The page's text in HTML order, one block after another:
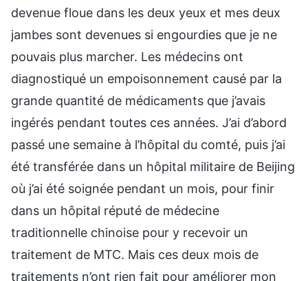
devenue floue dans les deux yeux et mes deux
jambes sont devenues si engourdies que je ne
pouvais plus marcher. Les médecins ont
diagnostiqué un empoisonnement causé par la
grande quantité de médicaments que j’avais
ingérés pendant toutes ces années. J’ai d’abord
passé une semaine à l’hôpital du comté, puis j’ai
été transférée dans un hôpital militaire de Beijing
où j’ai été soignée pendant un mois, pour finir
dans un hôpital réputé de médecine
traditionnelle chinoise pour y recevoir un
traitement de MTC. Mais ces deux mois de
traitements n’ont rien fait pour améliorer mon